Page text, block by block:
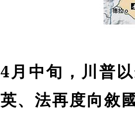
4月中旬，川普
英、法再度向敘